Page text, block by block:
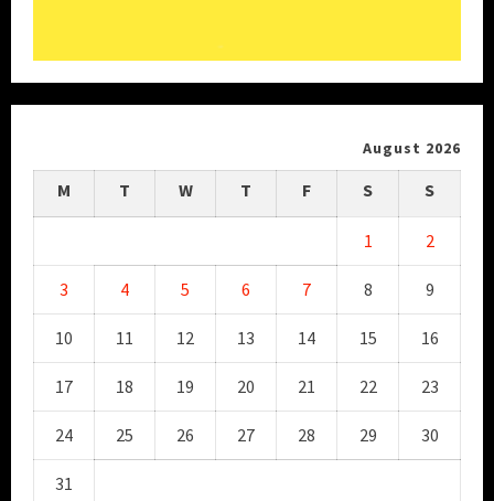
August 2026
M T W T F S S
1 2
3 4 5 6 7 8 9
10 11 12 13 14 15 16
17 18 19 20 21 22 23
24 25 26 27 28 29 30
31